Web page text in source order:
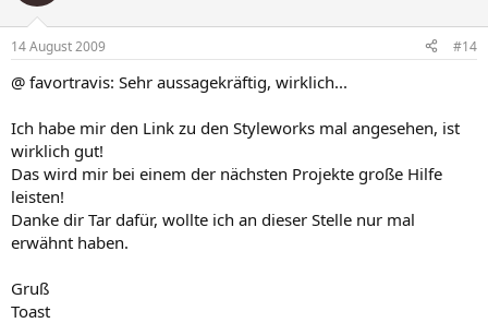
14 August 2009 #14
@ favortravis: Sehr aussagekräftig, wirklich...
Ich habe mir den Link zu den Styleworks mal angesehen, ist
wirklich gut!
Das wird mir bei einem der nächsten Projekte große Hilfe
leisten!
Danke dir Tar dafür, wollte ich an dieser Stelle nur mal
erwähnt haben.
Gruß
Toast